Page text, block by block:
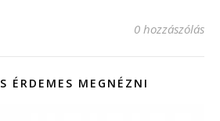
0 hozzászólás
ÉRDEMES MEGNÉZNI